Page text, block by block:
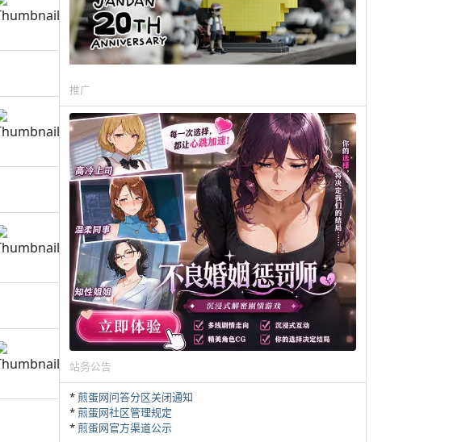
推广
站务公告
*煎蛋网问答分区关闭通知
*煎蛋网社区管理规定
*煎蛋网官方渠道公示